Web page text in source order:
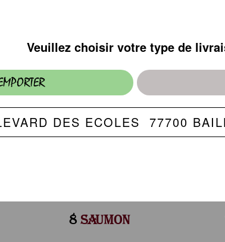
SUSHI
8SAUMON